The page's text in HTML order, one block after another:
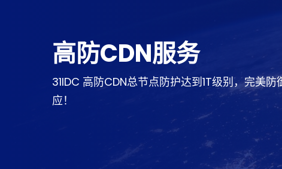
高防CDN服务
31IDC 高防CDN总节点防护达到1T级别，完美
应！